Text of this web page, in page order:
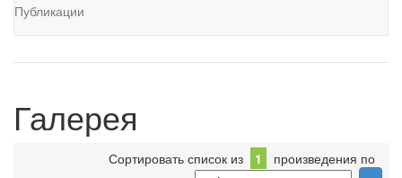
Публикации
Галерея
Сортировать список из 1 произведения по